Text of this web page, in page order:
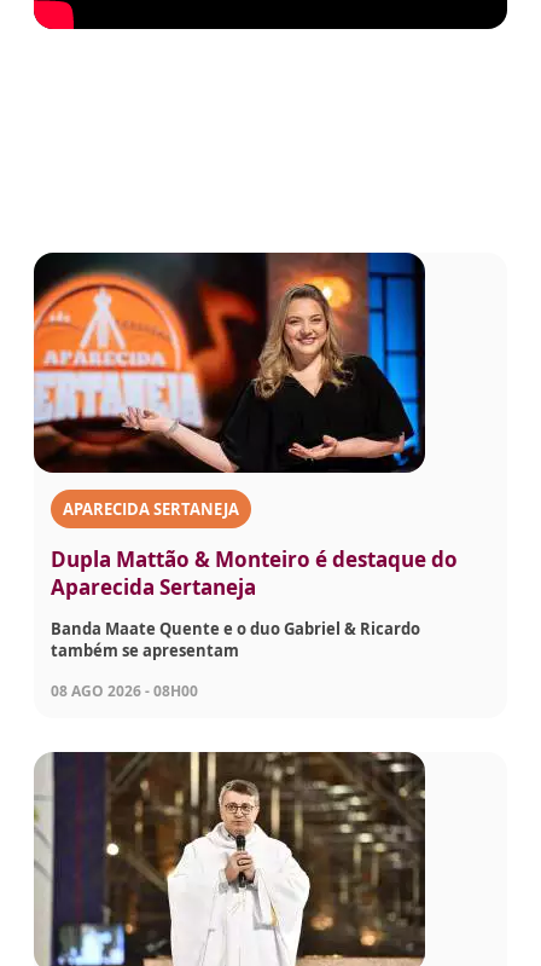
APARECIDA SERTANEJA
Dupla Mattão & Monteiro é destaque do
Aparecida Sertaneja
Banda Maate Quente e o duo Gabriel & Ricardo
também se apresentam
08 AGO 2026 - 08H00